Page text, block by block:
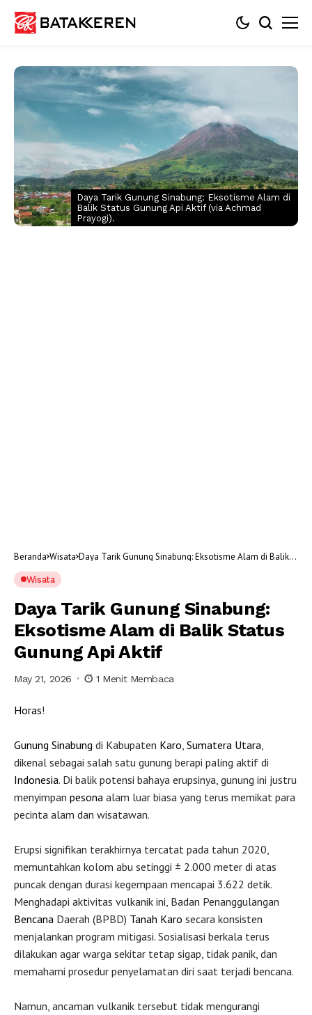
Daya Tarik Gunung Sinabung: Eksotisme Alam di
Balik Status Gunung Api Aktif (via Achmad
Prayogi).
Beranda Wisata Daya Tarik Gunung Sinabung: Eksotisme Alam di Balik
Wisata
Daya Tarik Gunung Sinabung:
Eksotisme Alam di Balik Status
Gunung Api Aktif
May 21, 2026 1 Menit Membaca
Horas!
Gunung Sinabung di Kabupaten Karo Sumatera Utara
dikenal sebagai salah satu gunung berapi paling aktif di
Indonesia. Di balik potensi bahaya erupsinya, gunung ini justru
menyimpan pesona alam luar biasa yang terus memikat para
pecinta alam dan wisatawan.
Erupsi signifikan terakhirnya tercatat pada tahun 2020,
memuntahkan kolom abu setinggi ± 2.000 meter di atas
puncak dengan durasi kegempaan mencapai 3.622 detik.
Menghadapi aktivitas vulkanik ini, Badan Penanggulangan
Bencana Daerah (BPBD) Tanah Karo secara konsisten
menjalankan program mitigasi. Sosialisasi berkala terus
dilakukan agar warga sekitar tetap sigap, tidak panik, dan
memahami prosedur penyelamatan diri saat terjadi bencana.
Namun, ancaman vulkanik tersebut tidak mengurangi